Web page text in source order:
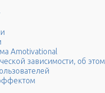
Amotivational
зависимости, об этом